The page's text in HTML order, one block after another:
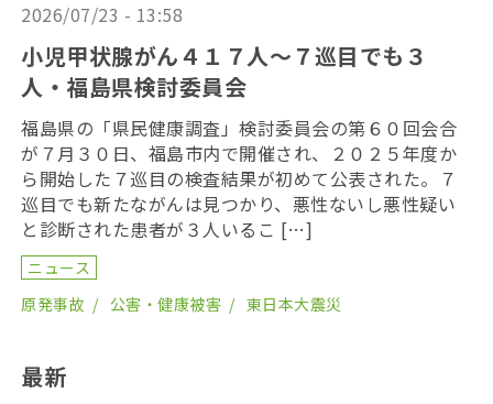
2026/07/23 - 13:58
小児甲状腺がん４１７人〜７巡目でも３
人・福島県検討委員会
福島県の「県民健康調査」検討委員会の第６０回会合
が７月３０日、福島市内で開催され、２０２５年度か
ら開始した７巡目の検査結果が初めて公表された。７
巡目でも新たながんは見つかり、悪性ないし悪性疑い
と診断された患者が３人いるこ […]
ニュース
原発事故
公害・健康被害 東日本大震災
最新